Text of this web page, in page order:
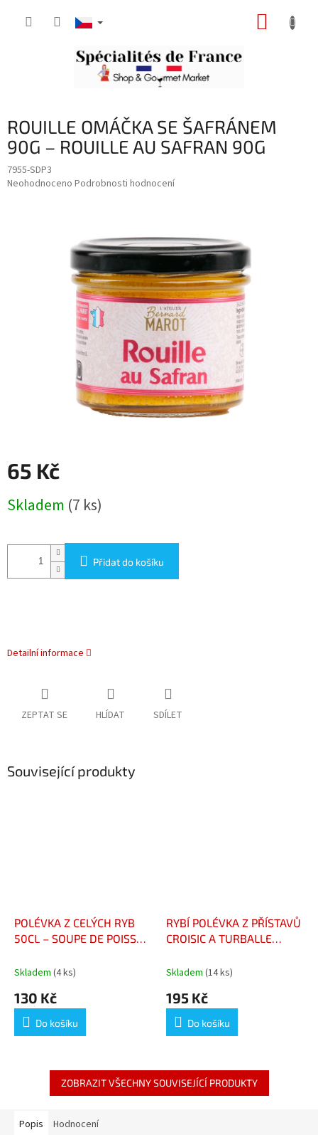
ROUILLE OMÁČKA SE ŠAFRÁNEM
90G – ROUILLE AU SAFRAN 90G
7955-SDP3
Průměrné
Neohodnoceno Podrobnosti hodnocení
65 Kč
cena:
Skladem (7 ks)
Přidat do košíku
Detailní informace
ZEPTAT SE HLÍDAT SDÍLET
Související produkty
POLÉVKA Z CELÝCH RYB
50CL – SOUPE DE POISSON
Skladem (4 ks)
130 Kč
Do košíku
RYBÍ POLÉVKA Z PŘÍSTAVŮ
CROISIC A TURBALLE
POISSONS DES PORTS DU
TURBALLE 780CL
Skladem (14 ks)
195 Kč
Do košíku
ZOBRAZIT VŠECHNY SOUVISEJÍCÍ PRODUKTY
Popis Hodnocení